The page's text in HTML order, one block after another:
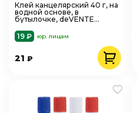
Клей канцелярский 40 г, на
водной основе, в
бутылочке, deVENTE
19 ₽
юр. лицам
21 ₽